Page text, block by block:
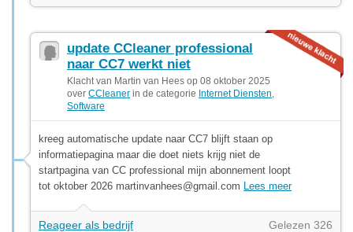
update CCleaner professional
naar CC7 werkt niet
Klacht van Martin van Hees op 08 oktober 2025
over CCleaner in de categorie Internet Diensten
Software
kreeg automatische update naar CC7 blijft staan op
informatiepagina maar die doet niets krijg niet de
startpagina van CC professional mijn abonnement loopt
tot oktober 2026 martinvanhees@gmail.com Lees meer
Reageer als bedrijf Gelezen 326